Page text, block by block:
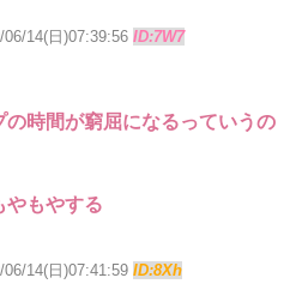
06/14(日)07:39:56 ID:7W7
時間が窮屈になるっていうの
やもやする
06/14(日)07:41:59 ID:8Xh